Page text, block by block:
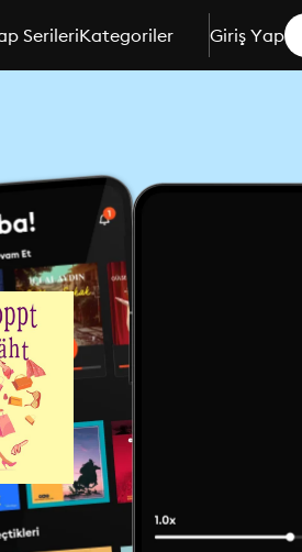
SerileriKategoriler Giriş Yap